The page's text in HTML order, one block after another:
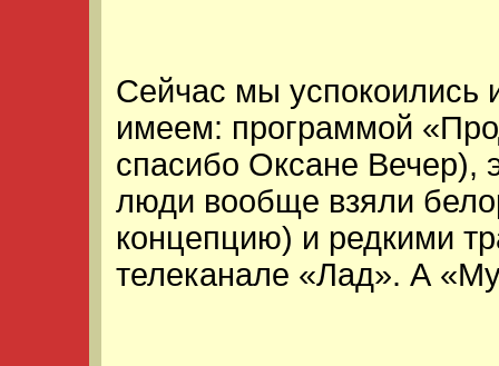
Сейчас мы успокоились
имеем: программой
спасибо Оксане Вечер),
люди вообще взяли
концепцию) и редкими
телеканале «Лад». А